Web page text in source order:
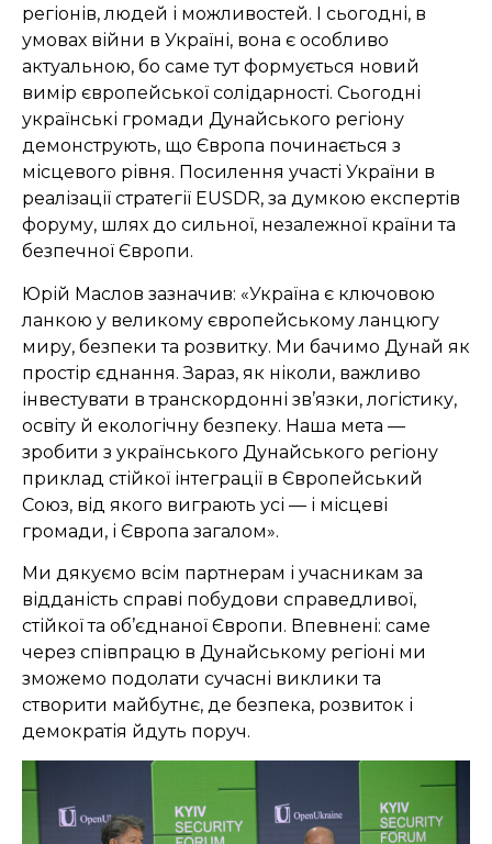
регіонів, людей і можливостей. І сьогодні, в
умовах війни в Україні, вона є особливо
актуальною, бо саме тут формується новий
вимір європейської солідарності. Сьогодні
українські громади Дунайського регіону
демонструють, що Європа починається з
місцевого рівня. Посилення участі України в
реалізації стратегії EUSDR, за думкою експертів
форуму, шлях до сильної, незалежної країни та
безпечної Європи.
Юрій Маслов зазначив: «Україна є ключовою
ланкою у великому європейському ланцюгу
миру, безпеки та розвитку. Ми бачимо Дунай як
простір єднання. Зараз, як ніколи, важливо
інвестувати в транскордонні зв’язки, логістику,
освіту й екологічну безпеку. Наша мета —
зробити з українського Дунайського регіону
приклад стійкої інтеграції в Європейський
Союз, від якого виграють усі — і місцеві
громади, і Європа загалом».
Ми дякуємо всім партнерам і учасникам за
відданість справі побудови справедливої,
стійкої та об’єднаної Європи. Впевнені: саме
через співпрацю в Дунайському регіоні ми
зможемо подолати сучасні виклики та
створити майбутнє, де безпека, розвиток і
демократія йдуть поруч.